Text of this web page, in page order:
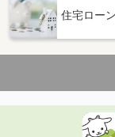
住宅ローン